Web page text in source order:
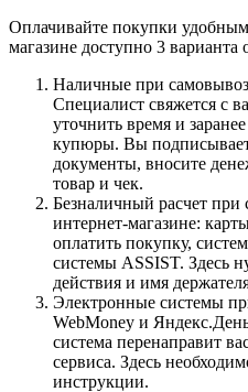
Оплачивайте покупки
магазине доступно 3 варианта
Наличные при
Специалист свяжется с
уточнить время и
купюры. Вы
документы, вносите
товар и чек.
Безналичный расчет
интернет-магазине:
оплатить покупку,
системы ASSIST. Здесь
действия и имя
Электронные системы
WebMoney и
система перенаправит
сервиса. Здесь
инструкции.